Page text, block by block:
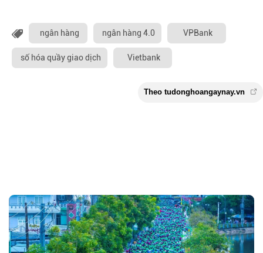
ngân hàng ngân hàng 4.0 VPBank
số hóa quầy giao dịch Vietbank